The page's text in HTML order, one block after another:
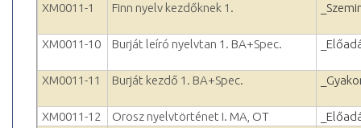
XM0011-1
Finn nyelv kezdőknek 1.
XM0011-10 Burját leíró nyelvtan 1. BA+Spec.
XM0011-11 Burját kezdő 1. BA+Spec.
XM0011-12 Orosz nyelvtörténet I. MA, OT